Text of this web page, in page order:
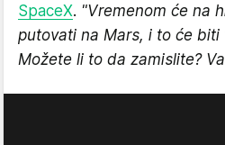
SpaceX. "Vremenom će na
putovati na Mars, i to će biti
Možete li to da zamislite?